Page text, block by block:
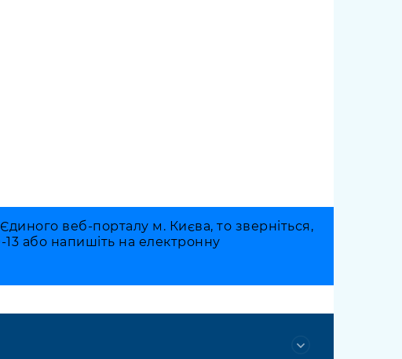
веб-порталу м. Києва, то зверніться,
або напишіть на електронну